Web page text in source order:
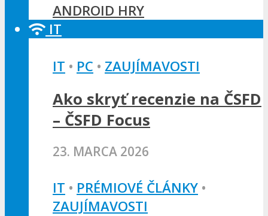
ANDROID HRY
IT
IT • PC • ZAUJÍMAVOSTI
Ako skryť recenzie na ČSFD
– ČSFD Focus
23. MARCA 2026
IT • PRÉMIOVÉ ČLÁNKY •
ZAUJÍMAVOSTI